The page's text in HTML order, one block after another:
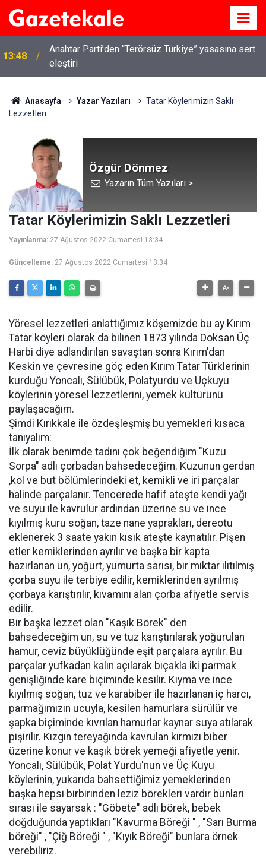
13:48
Anahtar Parti’den “Terörsüz Türkiye” yasasına sert
eleştiri
Kırıkkale’de hayvan hastalıklarına karşı denetimler
artırıldı
Anasayfa Yazar Yazıları
Tatar Köylerimizin Saklı
Lezzetleri
Özgür Dönmez
Yazarın Tüm Yazıları >
Tatar Köylerimizin Saklı Lezzetleri
Yayınlanma: 27 Ağustos 2022 Cumartesi 13:34
Güncelleme: 27 Ağustos 2022 Cumartesi 13:34
Yöresel lezzetleri anlattığımız köşemizde bu ay Kırım
Tatar köyleri olarak da bilinen 1873 yılında Doksan Üç
Harbi diye adlandırılan savaştan sonra Kırım'dan
Keskin ve çevresine göç eden Kırım Tatar Türklerinin
kurduğu Yoncalı, Sülübük, Polatyurdu ve Üçkuyu
köylerinin yöresel lezzetlerini, yemek kültürünü
paylaşacağım.
Şimdi Kırıkkale ile özdeşleşmiş bu yemekleri kısaca
tanıyalım:
İlk olarak benimde tadını çok beğendiğim "Kuzu
Sorpa" adlı çorbadan bahsedeceğim. Kuzunun gerdan
,kol ve but bölümlerindeki et, kemikli ve iri parçalar
halinde parçalanır. Tencerede hafif ateşte kendi yağı
ve suyu ile kavrulur ardından üzerine su ve ince
kıyılmış kuru soğan, taze nane yaprakları, dereotu
eklenerek 3 saate yakın kısık ateşte kaynatılır. Pişen
etler kemiklerinden ayrılır ve başka bir kapta
hazırlanan un, yoğurt, yumurta sarısı, bir miktar ılıtılmış
çorba suyu ile terbiye edilir, kemiklerinden ayrılmış
çorbaya karıştırılır, kıvamını alan çorba afiyetle servis
edilir.
Bir başka lezzet olan "Kaşık Börek" den
bahsedeceğim un, su ve tuz karıştırılarak yoğurulan
hamur, ceviz büyüklüğünde eşit parçalara ayrılır. Bu
parçalar yufkadan kalın açılarak bıçakla iki parmak
genişliğinde kare biçiminde kesilir. Kıyma ve ince
kıyılmış soğan, tuz ve karabiber ile hazırlanan iç harcı,
parmağımızın ucuyla, kesilen hamurlara sürülür ve
şapka biçiminde kıvrılan hamurlar kaynar suya atılarak
pişirilir. Kızgın tereyağında kavrulan kırmızı biber
üzerine konur ve kaşık börek yemeği afiyetle yenir.
Yoncalı, Sülübük, Polat Yurdu'nun ve Üç Kuyu
köylerinin, yukarıda bahsettiğimiz yemeklerinden
başka hepsi birbirinden leziz börekleri vardır bunları
sırası ile sayarsak : "Göbete" adlı börek, bebek
doğduğunda yaptıkları "Kavurma Böreği " , "Sarı Burma
böreği" , "Çiğ Böreği " , "Kıyık Böreği" bunlara örnek
verebiliriz.